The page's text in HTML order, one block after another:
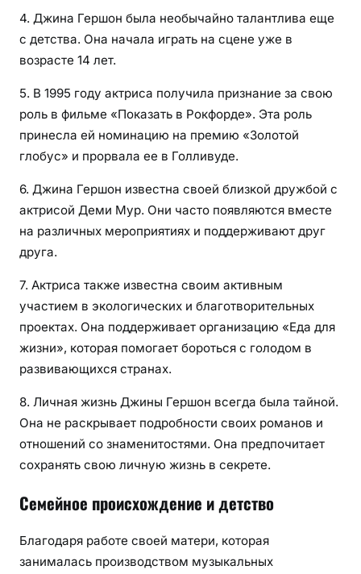
4. Джина Гершон была необычайно талантлива еще
с детства. Она начала играть на сцене уже в
возрасте 14 лет.
5. В 1995 году актриса получила признание за свою
роль в фильме «Показать в Рокфорде». Эта роль
принесла ей номинацию на премию «Золотой
глобус» и прорвала ее в Голливуде.
6. Джина Гершон известна своей близкой дружбой с
актрисой Деми Мур. Они часто появляются вместе
на различных мероприятиях и поддерживают друг
друга.
7. Актриса также известна своим активным
участием в экологических и благотворительных
проектах. Она поддерживает организацию «Еда для
жизни», которая помогает бороться с голодом в
развивающихся странах.
8. Личная жизнь Джины Гершон всегда была тайной.
Она не раскрывает подробности своих романов и
отношений со знаменитостями. Она предпочитает
сохранять свою личную жизнь в секрете.
Семейное происхождение и детство
Благодаря работе своей матери, которая
занималась производством музыкальных